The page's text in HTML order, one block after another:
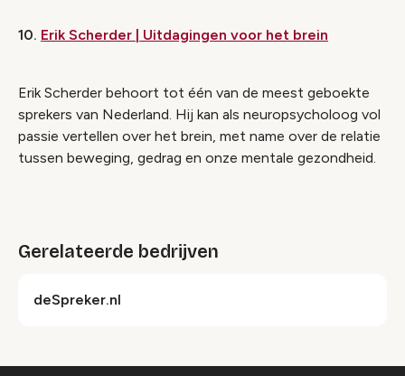
10. Erik Scherder | Uitdagingen voor het brein
Erik Scherder behoort tot één van de meest geboekte
sprekers van Nederland. Hij kan als neuropsycholoog vol
passie vertellen over het brein, met name over de relatie
tussen beweging, gedrag en onze mentale gezondheid.
Gerelateerde bedrijven
deSpreker.nl